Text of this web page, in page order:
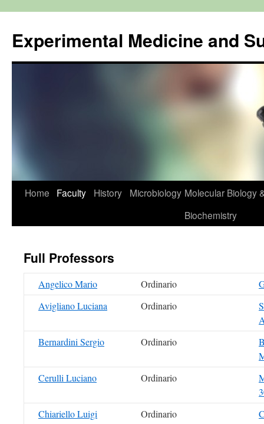
Experimental Medicine and
VaiHome Faculty History Microbiology Molecular Biology
Biochemistry
Full Professors
Angelico Mario Ordinario
Avigliano Luciana
Ordinario
Bernardini Sergio
Ordinario
Cerulli Luciano
Ordinario
Chiariello Luigi
Ordinario